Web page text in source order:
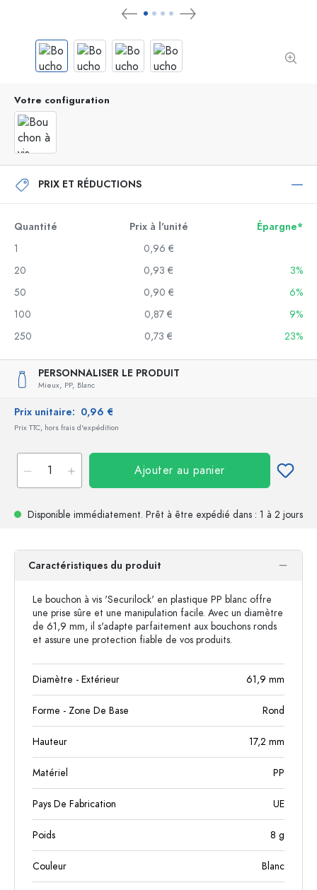
Votre configuration
PRIX ET RÉDUCTIONS
Quantité Prix à l'unité
Épargne*
1
0,96 €
20
0,93 €
3%
50
0,90 €
6%
100
0,87 €
9%
250
0,73 € 23%
PERSONNALISER LE PRODUIT
Mieux, PP, Blanc
Prix unitaire: 0,96 €
Prix TTC, hors frais d'expédition
Ajouter au panier
Disponible immédiatement. Prêt à être expédié dans : 1 à 2 jours
Caractéristiques du produit
Le bouchon à vis 'Securilock' en plastique PP blanc offre
une prise sûre et une manipulation facile. Avec un diamètre
de 61,9 mm, il s'adapte parfaitement aux bouchons ronds
et assure une protection fiable de vos produits.
Diamètre - Extérieur 61,9 mm
Forme - Zone De Base Rond
Hauteur 17,2 mm
Matériel PP
Pays De Fabrication UE
Poids 8 g
Couleur Blanc